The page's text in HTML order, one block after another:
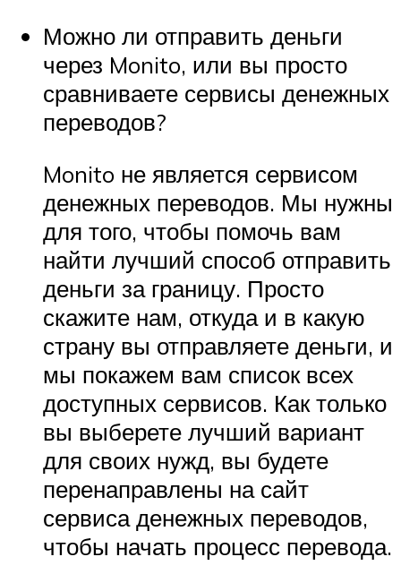
Можно ли отправить деньги
через Monito, или вы просто
сравниваете сервисы денежных
переводов?
Monito не является сервисом
денежных переводов. Мы нужны
для того, чтобы помочь вам
найти лучший способ отправить
деньги за границу. Просто
скажите нам, откуда и в какую
страну вы отправляете деньги, и
мы покажем вам список всех
доступных сервисов. Как только
вы выберете лучший вариант
для своих нужд, вы будете
перенаправлены на сайт
сервиса денежных переводов,
чтобы начать процесс перевода.